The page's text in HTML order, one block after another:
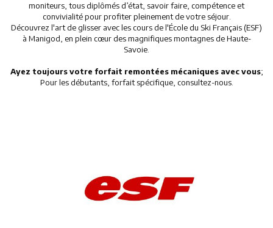
Services
Animations
moniteurs, tous diplômés d’état, savoir faire, compétence et
convivialité pour profiter pleinement de votre séjour.
Découvrez l'art de glisser avec les cours de l'École du Ski Français (ESF)
à Manigod, en plein cœur des magnifiques montagnes de Haute-
Savoie.
Ayez toujours votre forfait remontées mécaniques avec vous;
Pour les débutants, forfait spécifique, consultez-nous.